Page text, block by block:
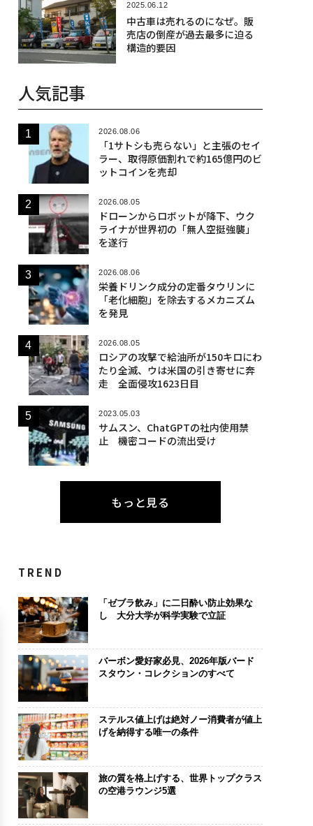
2025.06.12
中古車は売れるのになぜ。販
売店の倒産が過去最多に迫る
構造的要因
人気記事
2026.08.06
「1サトシも売らない」と主張のセイ
ラー、取得原価割れで約165億円のビ
ットコインを売却
2026.08.05
ドローンからロボットが降下、ウク
ライナが世界初の「無人空挺強襲」
を遂行
2026.08.06
栄養ドリンク成分の定番タウリンに
「老化細胞」を除去するメカニズム
を発見
2026.08.05
ロシアの攻撃で給油所が150キロにわ
たり全滅、ウは米国の引き寄せに奔
走 全面侵攻1623日目
2023.05.03
サムスン、ChatGPTの社内使用禁
止 機密コードの流出受け
もっと見る
TREND
「ゼブラ飲み」に二日酔い防止効果な
し 大分大学が科学実験で立証
バーボン愛好家必見、2026年版バード
スタウン・コレクションのすべて
ステルス値上げは絶対ノー消費者が値上
げを納得する唯一の条件
旅の質を格上げする、世界トップクラス
の空港ラウンジ5選